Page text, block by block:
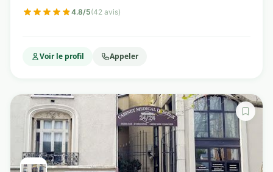
Corps
4.8/5(42 avis)
Voir le profil Appeler